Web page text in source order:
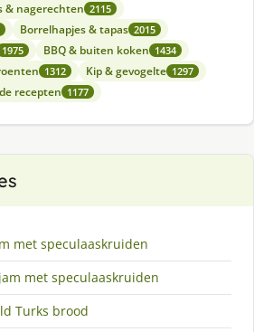
& nagerechten 2115
Borrelhapjes & tapas 2015
1975 BBQ & buiten koken 1434
1312 Kip & gevogelte 1297
recepten 1177
met speculaaskruiden
met speculaaskruiden
Turks brood